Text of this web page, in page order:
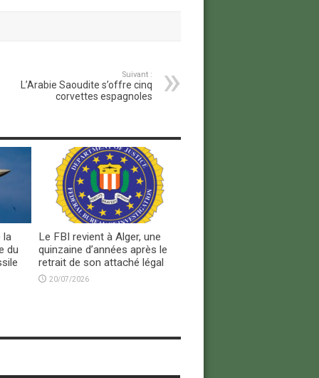
Suivant :
L’Arabie Saoudite s’offre cinq
corvettes espagnoles
la
du
Le FBI revient à Alger, une
quinzaine d’années après le
retrait de son attaché légal
20/07/2026